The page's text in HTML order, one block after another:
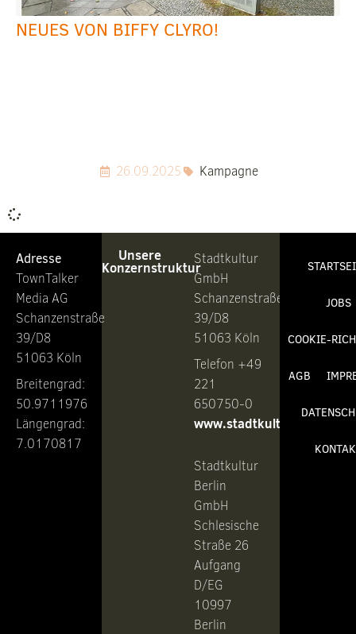
NEUES VON BIFFY CLYRO!
26.09.2025 Kampagne
Adresse
TownTalker
Media AG
Schanzenstraße
39/D8
51063 Köln
Breitengrad:
50.9711976
Längengrad:
7.0170817
Unsere
Konzernstruktur
Stadtkultur
GmbH
Schanzenstraße
39/D8
51063 Köln
Telefon +49
221
650750-0
www.stadtkultur.de
Stadtkultur
Berlin
GmbH
Schlesische
Straße 26
Aufgang
D/EG
10997
Berlin
JOBS
COOKIE-
AGB